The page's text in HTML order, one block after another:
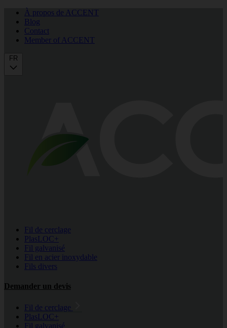
À propos de ACCENT
Blog
Contact
Member of ACCENT
FR
Fil de cerclage
PlasLOC+
Fil galvanisé
Fil en acier inoxydable
Fils divers
Demander un devis
Fil de cerclage
PlasLOC+
Fil galvanisé